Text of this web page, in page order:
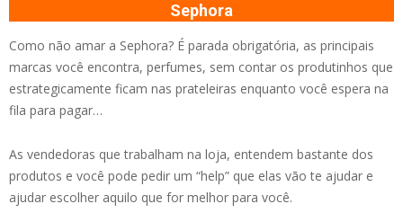
Sephora
Como não amar a Sephora? É parada obrigatória, as principais
marcas você encontra, perfumes, sem contar os produtinhos que
estrategicamente ficam nas prateleiras enquanto você espera na
fila para pagar…
As vendedoras que trabalham na loja, entendem bastante dos
produtos e você pode pedir um “help” que elas vão te ajudar e
ajudar escolher aquilo que for melhor para você.